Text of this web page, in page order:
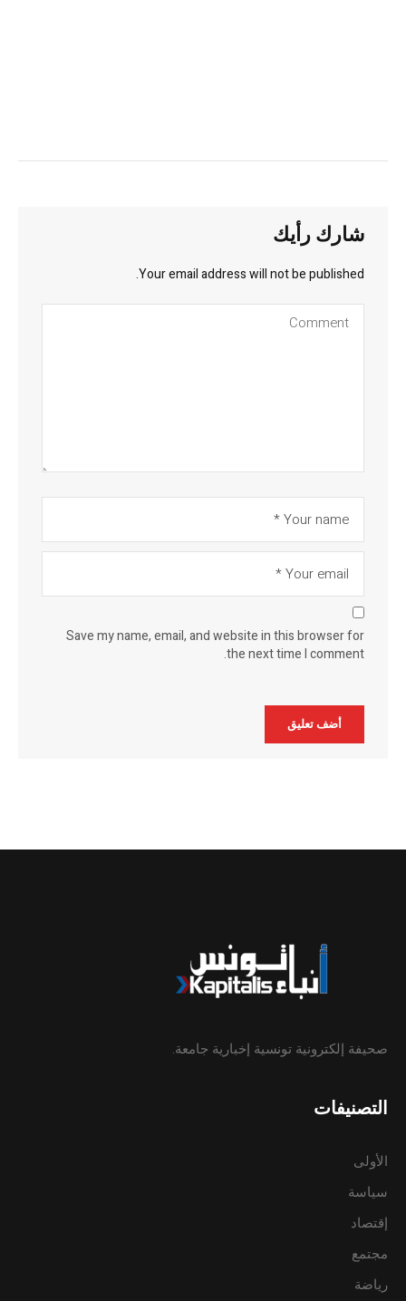
شارك رأيك
Your email address will not be published.
Save my name, email, and website in this browser for
the next time I comment.
صحيفة إلكترونية تونسية إخبارية جامعة.
التصنيفات
الأولى
سياسة
إقتصاد
مجتمع
رياضة